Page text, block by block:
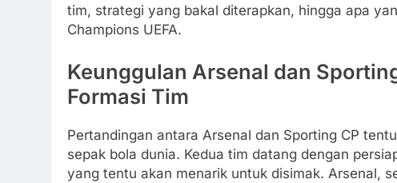
tim, strategi yang bakal diterapkan, hingga apa
Champions UEFA.
Keunggulan Arsenal dan
Formasi Tim
Pertandingan antara Arsenal dan Sporting CP
sepak bola dunia. Kedua tim datang dengan
yang tentu akan menarik untuk disimak. Arsenal,